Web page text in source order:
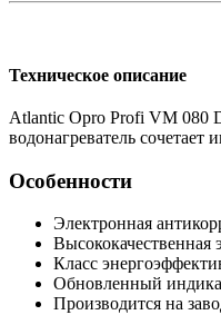
Техническое описание
Atlantic Opro Profi VM 080
водонагреватель
Особенности
Электронная
Высококачественная
Класс
Обновленный
Производится на